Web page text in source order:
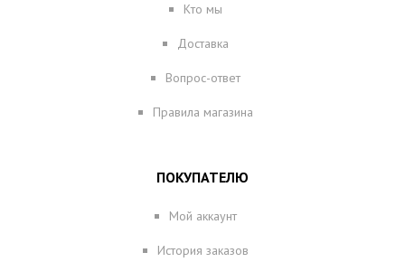
Кто мы
Доставка
Вопрос-ответ
Правила магазина
ПОКУПАТЕЛЮ
Мой аккаунт
История заказов